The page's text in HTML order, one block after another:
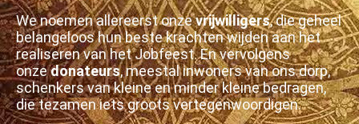
We noemen allereerst onzevrijwilligers, die geheel
belangeloos hun beste krachten wijden aan het
realiseren van het Jobfeest. En vervolgens
onzedonateurs, meestal inwoners van ons dorp,
schenkers van kleine en minder kleine bedragen,
die tezamen iets groots vertegenwoordigen.